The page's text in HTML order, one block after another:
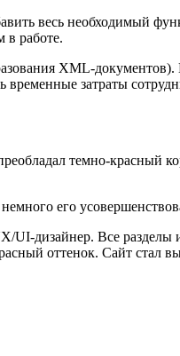
весь необходимый
в работе.
XML-
затраты
темно-красный
его
дизайнер. Все разделы
оттенок. Сайт стал